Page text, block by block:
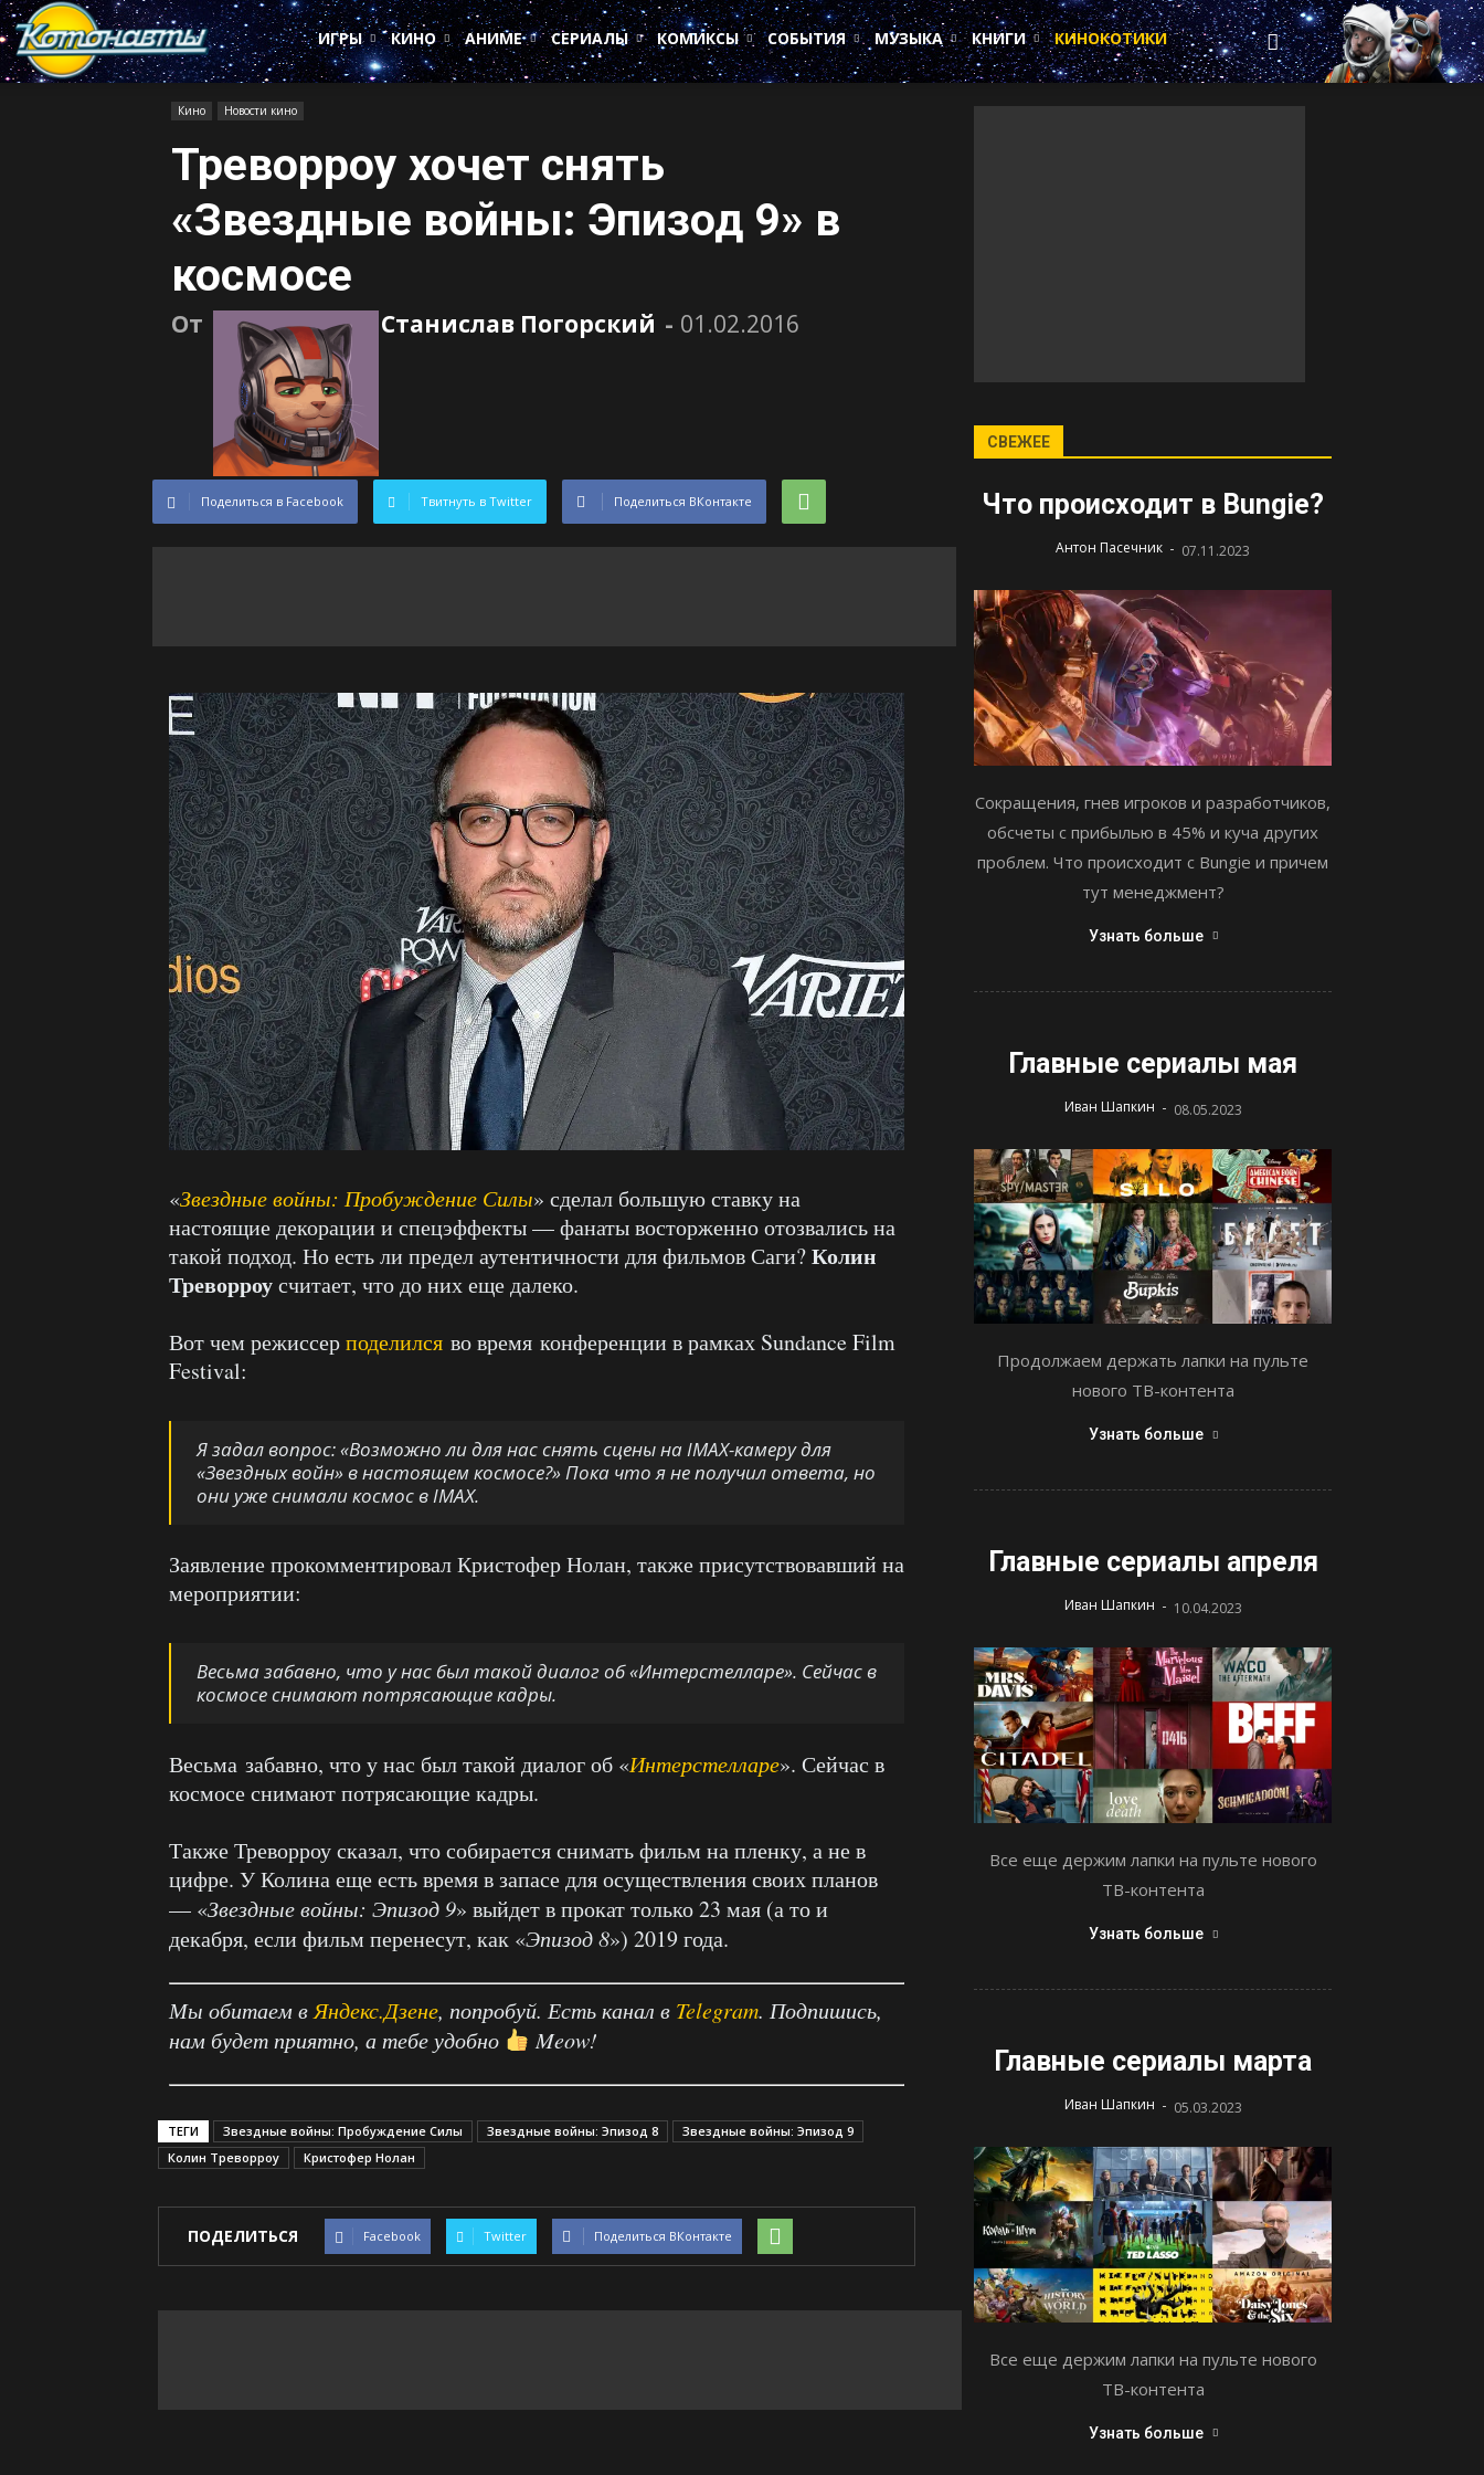
Котонавты
ИГРЫ
КИНО АНИМЕ СЕРИАЛЫ КОМИКСЫ СОБЫТИЯ МУЗЫКА КНИГИ КИНОКОТИКИ
Кино Новости кино
Треворроу хочет снять
«Звездные войны: Эпизод 9» в
космосе
От Станислав Погорский - 01.02.2016
Поделиться в Facebook Твитнуть в Twitter Поделиться ВКонтакте
«Звездные войны: Пробуждение Силы» сделал большую ставку на
настоящие декорации и спецэффекты — фанаты восторженно отозвались на
такой подход. Но есть ли предел аутентичности для фильмов Саги?Колин
Треворроусчитает, что до них еще далеко.
Вот чем режиссерподелился во время конференции в рамках Sundance Film
Festival:
Я задал вопрос: «Возможно ли для нас снять сцены на IMAX-камеру для
«Звездных войн» в настоящем космосе?» Пока что я не получил ответа, но
они уже снимали космос в IMAX.
Заявление прокомментировал Кристофер Нолан, также присутствовавший на
мероприятии:
Весьма забавно, что у нас был такой диалог об «Интерстелларе». Сейчас в
космосе снимают потрясающие кадры.
Весьма забавно, что у нас был такой диалог об «Интерстелларе». Сейчас в
космосе снимают потрясающие кадры.
Также Треворроу сказал, что собирается снимать фильм на пленку, а не в
цифре. У Колина еще есть время в запасе для осуществления своих планов
— «Звездные войны: Эпизод 9» выйдет в прокат только 23 мая (а то и
декабря, если фильм перенесут, как «Эпизод 8») 2019 года.
Мы обитаем в Яндекс.Дзене, попробуй. Есть канал в Telegram. Подпишись,
нам будет приятно, а тебе удобно
Meow!
ТЕГИ Звездные войны: Пробуждение Силы Звездные войны: Эпизод 8
Звездные войны: Эпизод 9
Колин Треворроу
Кристофер Нолан
ПОДЕЛИТЬСЯ Facebook Twitter Поделиться ВКонтакте
СВЕЖЕЕ
Что происходит в Bungie?
Антон Пасечник - 07.11.2023
Сокращения, гнев игроков и разработчиков,
обсчеты с прибылью в 45% и куча других
проблем. Что происходит с Bungie и причем
тут менеджмент?
Узнать больше
Главные сериалы мая
Иван Шапкин - 08.05.2023
Продолжаем держать лапки на пульте
нового ТВ-контента
Узнать больше
Главные сериалы апреля
Иван Шапкин - 10.04.2023
Все еще держим лапки на пульте нового
ТВ-контента
Узнать больше
Главные сериалы марта
Иван Шапкин - 05.03.2023
Все еще держим лапки на пульте нового
ТВ-контента
Узнать больше